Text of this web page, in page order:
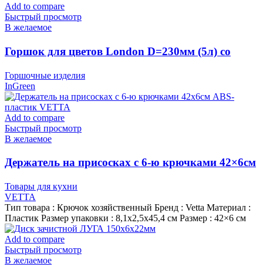
Add to compare
Быстрый просмотр
В желаемое
Горшок для цветов London D=230мм (5л) со
Горшочные изделия
InGreen
Add to compare
Быстрый просмотр
В желаемое
Держатель на присосках с 6-ю крючками 42×6см
Товары для кухни
VETTA
Тип товара : Крючок хозяйственный Бренд : Vetta Материал :
Пластик Размер упаковки : 8,1х2,5х45,4 см Размер : 42×6 см
Add to compare
Быстрый просмотр
В желаемое